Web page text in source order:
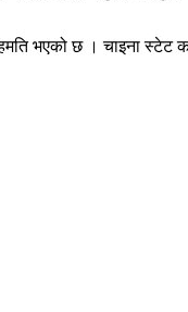
भएको छ । चाइना स्टेट